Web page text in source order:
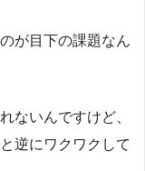
が目下の課題なん
ないんですけど、
逆にワクワクして